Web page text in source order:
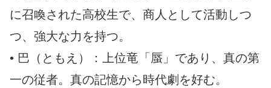
に召喚された高校生で、商人として活動しつ
つ、強大な力を持つ。
• 巴（ともえ）：上位竜「蜃」であり、真の第
一の従者。真の記憶から時代劇を好む。